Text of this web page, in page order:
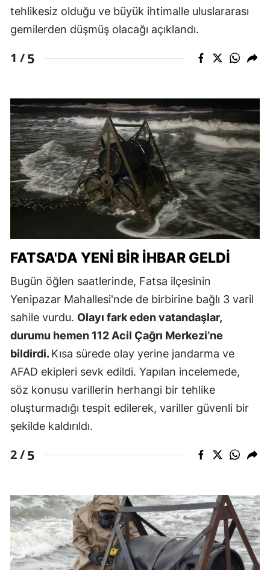
tehlikesiz olduğu ve büyük ihtimalle uluslararası
gemilerden düşmüş olacağı açıklandı.
1 /5
FATSA'DA YENI BIR İHBAR GELDI
Bugün öğlen saatlerinde, Fatsa ilçesinin
Yenipazar Mahallesi'nde de birbirine bağlı 3 varil
sahile vurdu. Olayı fark eden vatandaşlar,
durumu hemen 112 Acil Çağrı Merkezi’ne
bildirdi.Kısa sürede olay yerine jandarma ve
AFAD ekipleri sevk edildi. Yapılan incelemede,
söz konusu varillerin herhangi bir tehlike
oluşturmadığı tespit edilerek, variller güvenli bir
şekilde kaldırıldı.
2 /5